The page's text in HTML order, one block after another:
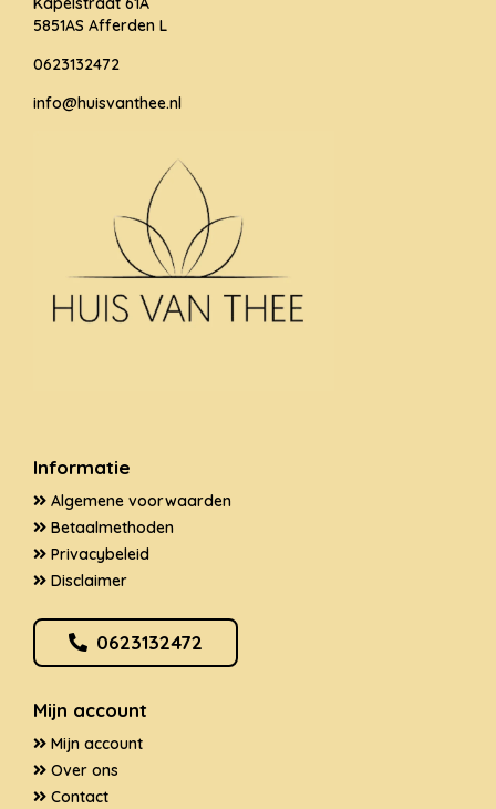
5851AS Afferden L
0623132472
info@huisvanthee.nl
Informatie
Algemene voorwaarden
Betaalmethoden
Privacybeleid
Disclaimer
0623132472
Mijn account
Mijn account
Over ons
Contact